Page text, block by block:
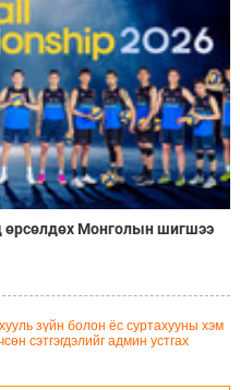
өрсөлдөх Монголын шигшээ
зүйн болон ёс суртахууны хэм
сэтгэгдэлийг админ устгах